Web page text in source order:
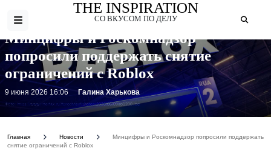
THE INSPIRATION
СО ВКУСОМ ПО ДЕЛУ
Фото: https://www.interfax.ru/ftproot/textphotos/2026/06/09/ro1200.jpg
Минцифры и Роскомнадзор
попросили поддержать снятие
ограничений с Roblox
9 июня 2026 16:06 Галина Харькова
Главная Новости
Минцифры и Роскомнадзор попросили поддержать
снятие ограничений с Roblox